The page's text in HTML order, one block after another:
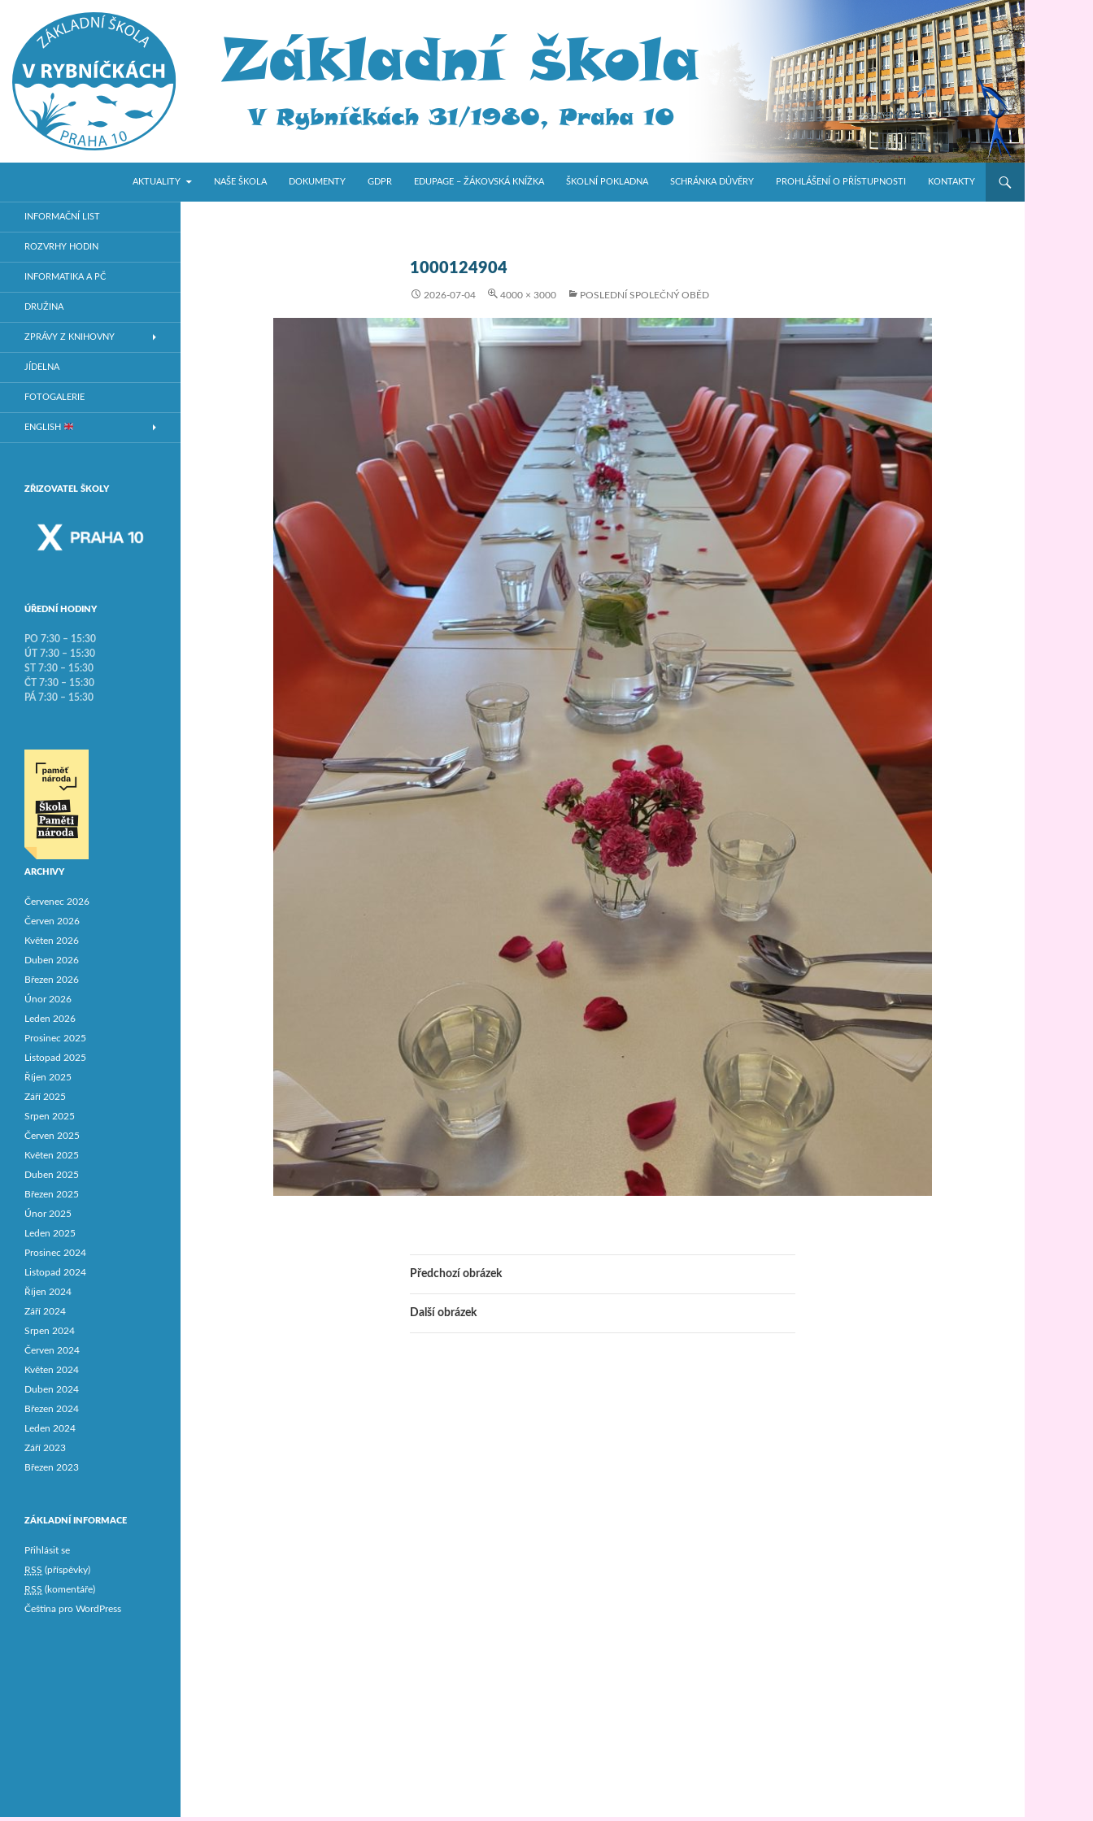
ZŠ V RybníčkáchAKTUALITY
NAŠE ŠKOLA DOKUMENTY GDPR EDUPAGE – ŽÁKOVSKÁ KNÍŽKA ŠKOLNÍ POKLADNA SCHRÁNKA DŮVĚRY PROHLÁŠENÍ O PŘÍSTUPNOSTI KONTAKTY
1000124904
2026-07-04 4000 × 3000 POSLEDNÍ SPOLEČNÝ OBĚD
Předchozí obrázek
Další obrázek
Základní škola v Praze 10
INFORMAČNÍ LIST
ROZVRHY HODIN
INFORMATIKA A PČ
DRUŽINA
ZPRÁVY Z KNIHOVNY
JÍDELNA
FOTOGALERIE
ENGLISH
ZŘIZOVATEL ŠKOLY
ÚŘEDNÍ HODINY
PO 7:30 – 15:30
ÚT 7:30 – 15:30
ST 7:30 – 15:30
ČT 7:30 – 15:30
PÁ 7:30 – 15:30
ARCHIVY
Červenec 2026
Červen 2026
Květen 2026
Duben 2026
Březen 2026
Únor 2026
Leden 2026
Prosinec 2025
Listopad 2025
Říjen 2025
Září 2025
Srpen 2025
Červen 2025
Květen 2025
Duben 2025
Březen 2025
Únor 2025
Leden 2025
Prosinec 2024
Listopad 2024
Říjen 2024
Září 2024
Srpen 2024
Červen 2024
Květen 2024
Duben 2024
Březen 2024
Leden 2024
Září 2023
Březen 2023
ZÁKLADNÍ INFORMACE
Přihlásit se
RSS (příspěvky)
RSS (komentáře)
Čeština pro WordPress